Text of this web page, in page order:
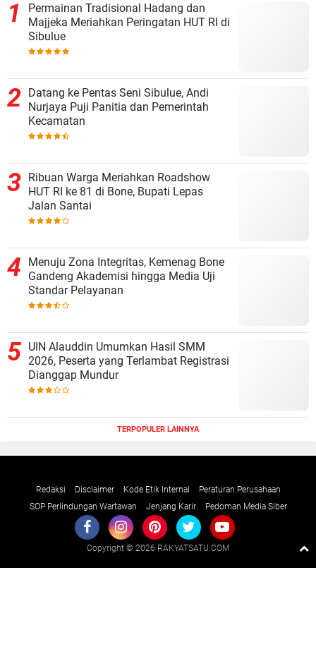
Permainan Tradisional Hadang dan
Majjeka Meriahkan Peringatan HUT RI di
Sibulue
Datang ke Pentas Seni Sibulue, Andi
Nurjaya Puji Panitia dan Pemerintah
Kecamatan
Ribuan Warga Meriahkan Roadshow
HUT RI ke 81 di Bone, Bupati Lepas
Jalan Santai
Menuju Zona Integritas, Kemenag Bone
Gandeng Akademisi hingga Media Uji
Standar Pelayanan
UIN Alauddin Umumkan Hasil SMM
2026, Peserta yang Terlambat Registrasi
Dianggap Mundur
TERPOPULER LAINNYA
Redaksi Disclaimer Kode Etik Internal
Peraturan Perusahaan
SOP Perlindungan Wartawan
Jenjang Karir Pedoman Media Siber
Copyright © 2026 RAKYATSATU.COM
Raushan